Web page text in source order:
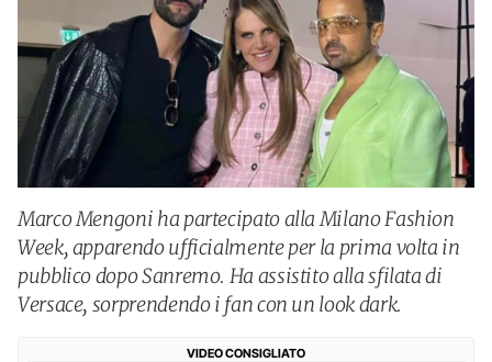
Marco Mengoni ha partecipato alla Milano Fashion
Week, apparendo ufficialmente per la prima volta in
pubblico dopo Sanremo. Ha assistito alla sfilata di
Versace, sorprendendo i fan con un look dark.
VIDEO CONSIGLIATO